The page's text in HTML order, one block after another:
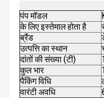
पंप मॉडल
के लिए इस्तेमाल होता है
ब्रैंड
उत्पत्ति का स्थान
दांतों की संख्या (टी)
कुल भार
पैकिंग विधि
वारंटी अवधि